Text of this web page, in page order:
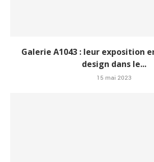
Galerie A1043 : leur exposition
design dans le...
15 mai 2023